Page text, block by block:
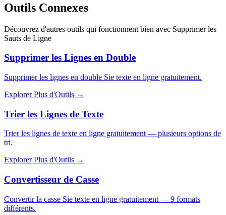
Outils Connexes
Découvrez d'autres outils qui fonctionnent bien avec Supprimer les
Sauts de Ligne
Supprimer les Lignes en Double
Supprimer les lignes en double Sie texte en ligne gratuitement.
Explorer Plus d'Outils →
Trier les Lignes de Texte
Trier les lignes de texte en ligne gratuitement — plusieurs options de
tri.
Explorer Plus d'Outils →
Convertisseur de Casse
Convertir la casse Sie texte en ligne gratuitement — 9 formats
différents.